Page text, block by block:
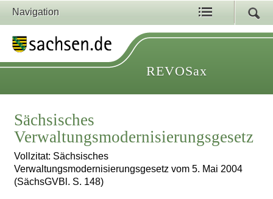
Navigation
REVOSax
Sächsisches
Verwaltungsmodernisierungsgesetz
Vollzitat: Sächsisches
Verwaltungsmodernisierungsgesetz vom 5. Mai 2004
(SächsGVBl. S. 148)